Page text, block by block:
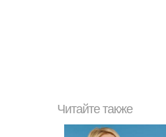
Читайте также